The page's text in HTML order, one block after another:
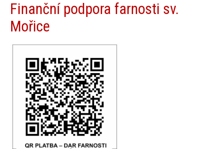
Finanční podpora farnosti sv.
Mořice